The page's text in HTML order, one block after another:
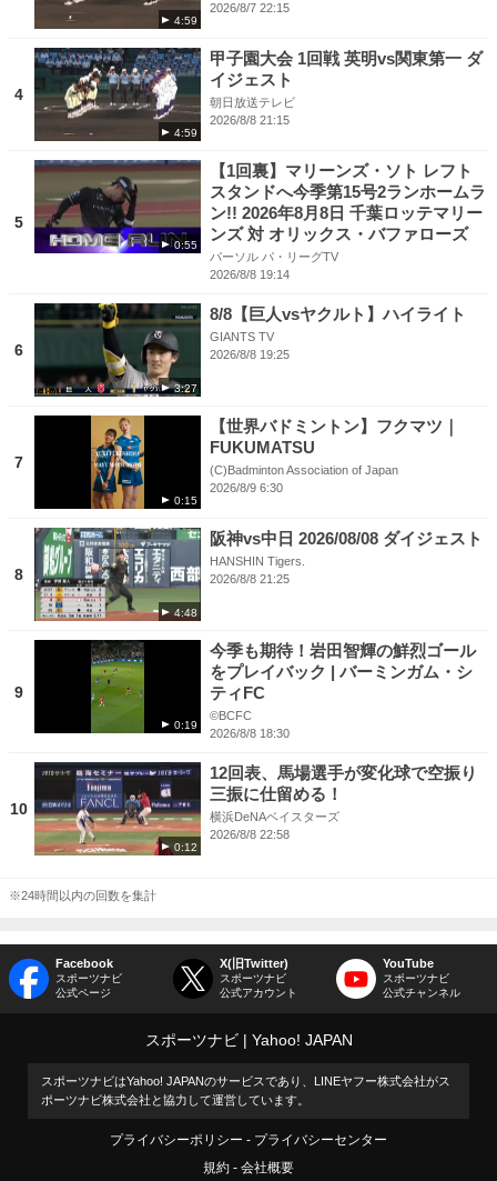
4:59
2026/8/7 22:15
4
4:59
甲子園大会 1回戦 英明vs関東第一 ダ
イジェスト
朝日放送テレビ
2026/8/8 21:15
5
0:55
【1回裏】マリーンズ・ソト レフト
スタンドへ今季第15号2ランホームラ
ン!! 2026年8月8日 千葉ロッテマリー
ンズ 対 オリックス・バファローズ
パーソル パ・リーグTV
2026/8/8 19:14
6
3:27
8/8【巨人vsヤクルト】ハイライト
GIANTS TV
2026/8/8 19:25
7
0:15
【世界バドミントン】フクマツ｜
FUKUMATSU
(C)Badminton Association of Japan
2026/8/9 6:30
8
4:48
阪神vs中日 2026/08/08 ダイジェスト
HANSHIN Tigers.
2026/8/8 21:25
9
0:19
今季も期待！岩田智輝の鮮烈ゴール
をプレイバック | バーミンガム・シ
ティFC
©BCFC
2026/8/8 18:30
10
0:12
12回表、馬場選手が変化球で空振り
三振に仕留める！
横浜DeNAベイスターズ
2026/8/8 22:58
※24時間以内の回数を集計
Facebook
スポーツナビ
公式ページ
X(旧Twitter)
スポーツナビ
公式アカウント
YouTube
スポーツナビ
公式チャンネル
スポーツナビ Yahoo! JAPAN
スポーツナビはYahoo! JAPANのサービスであり、LINEヤフー株式会社がス
ポーツナビ株式会社と協力して運営しています。
プライバシーポリシー
プライバシーセンター
規約
会社概要